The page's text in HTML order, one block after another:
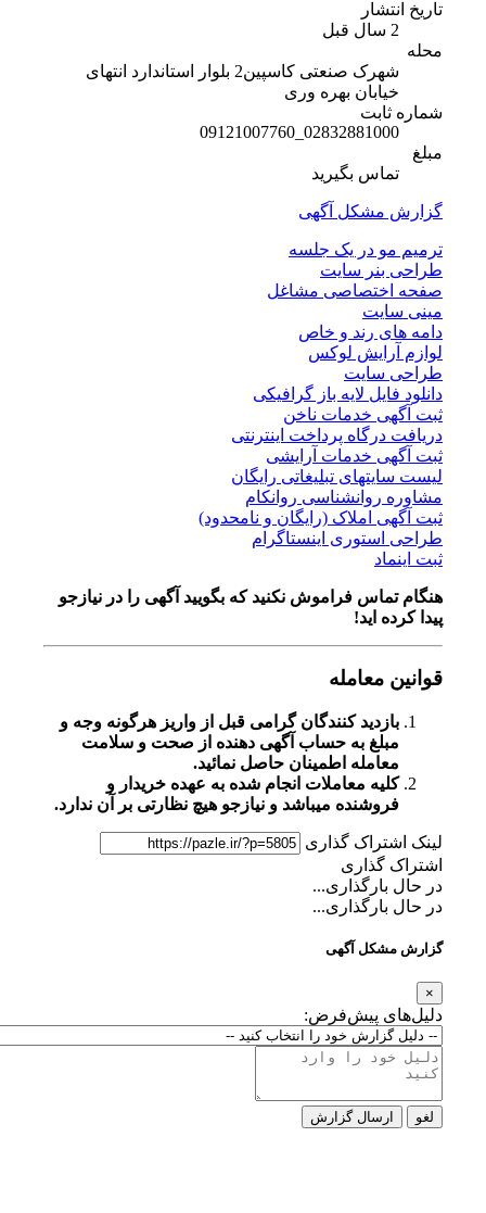
تاریخ انتشار
شهرک صنعتی کاسپین2 بلوار استاندارد انتهای
خیابان بهره وری
شماره ثابت
02832881000_09121007760
تماس بگیرید
گزارش مشکل آگهی
ترمیم مو در یک جلسه
طراحی بنر سایت
صفحه اختصاصی مشاغل
مینی سایت
دامه های رند و خاص
لوازم آرایش لوکس
طراحی سایت
دانلود فایل لایه باز گرافیکی
ثبت آگهی خدمات ناخن
دریافت درگاه پرداخت اینترنتی
ثبت آگهی خدمات آرایشی
لیست سایتهای تبلیغاتی رایگان
مشاوره روانشناسی روانکام
ثبت آگهی املاک (رایگان و نامحدود)
طراحی استوری اینستاگرام
ثبت اینماد
هنگام تماس فراموش نکنید که بگویید آگهی را در نیازجو
پیدا کرده اید!
قوانین معامله
بازدید کنندگان گرامی قبل از واریز هرگونه وجه و
مبلغ به حساب آگهی دهنده از صحت و سلامت
معامله اطمینان حاصل نمائید.
کلیه معاملات انجام شده به عهده خریدار و
فروشنده میباشد و نیازجو هیچ نظارتی بر آن ندارد.
لینک اشتراک گذاری
اشتراک گذاری
در حال بارگذاری...
در حال بارگذاری...
گزارش مشکل آگهی
دلیل‌های پیش‌فرض:
ارسال گزارش